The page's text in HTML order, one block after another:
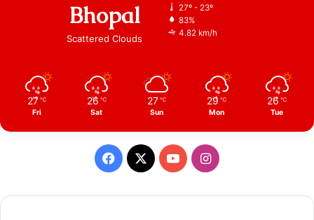
Bhopal
Scattered Clouds
27º - 23º
83%
4.82 km/h
27 ℃
Fri
26 ℃
Sat
27 ℃
Sun
29 ℃
Mon
26 ℃
Tue
Facebook
X YouTubeInstagram